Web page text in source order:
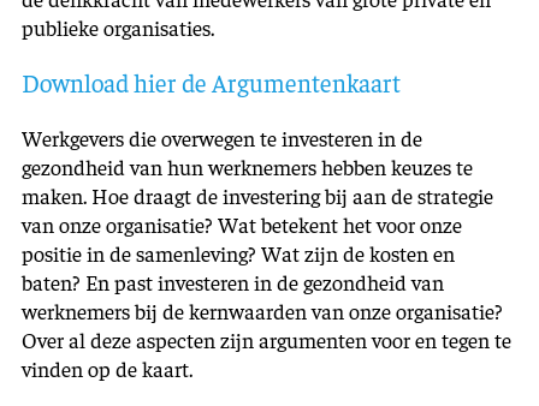
publieke organisaties.
Download hier de Argumentenkaart
Werkgevers die overwegen te investeren in de
gezondheid van hun werknemers hebben keuzes te
maken. Hoe draagt de investering bij aan de strategie
van onze organisatie? Wat betekent het voor onze
positie in de samenleving? Wat zijn de kosten en
baten? En past investeren in de gezondheid van
werknemers bij de kernwaarden van onze organisatie?
Over al deze aspecten zijn argumenten voor en tegen te
vinden op de kaart.